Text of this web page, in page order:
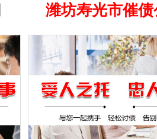
潍坊寿光市催